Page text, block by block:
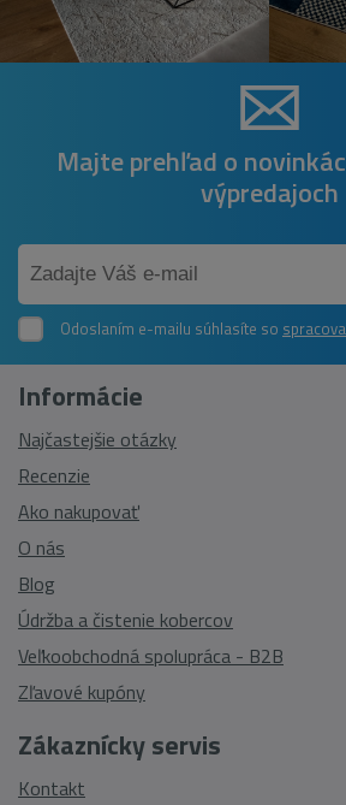
Majte prehľad o
výpredajoch
Odoslaním e-mailu súhlasíte so
Zákaznícky servis
Kontakt
Informácie
Najčastejšie otázky
Recenzie
Ako nakupovať
O nás
Blog
Údržba a čistenie kobercov
Veľkoobchodná spolupráca - B2B
Zľavové kupóny